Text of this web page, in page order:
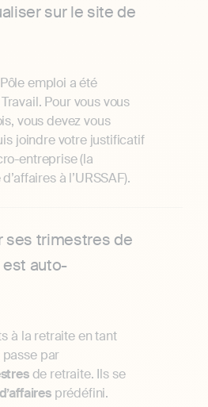
sur le site de
emploi a été
Pour vous vous
vous devez vous
joindre votre justificatif
entreprise (la
à l’URSSAF).
ses trimestres de
est auto-
à la retraite en tant
passe par
de retraite. Ils se
d’affairesprédéfini.